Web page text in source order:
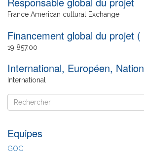
France American cultural Exchange
Financement global du projet (
19 857.00
International, Européen,
International
Rechercher
Rechercher
Equipes
GOC